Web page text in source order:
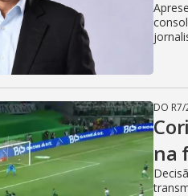
oDO R7/
na